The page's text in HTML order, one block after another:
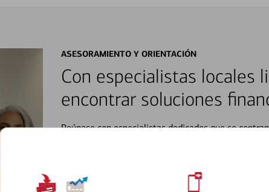
ASESORAMIENTO Y ORIENTACIÓN
Con especialistas locales
encontrar soluciones
Reúnase con especialistas dedicados que se
orientación que necesita, en cualquier situación en
personales, hasta el ahorro para grandes
inicio o crecimiento de su negocio, su futuro se
esté listo, un especialista trabajará con usted en